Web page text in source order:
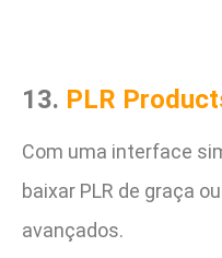
13. PLR
Com uma interface
baixar PLR de graça
avançados.